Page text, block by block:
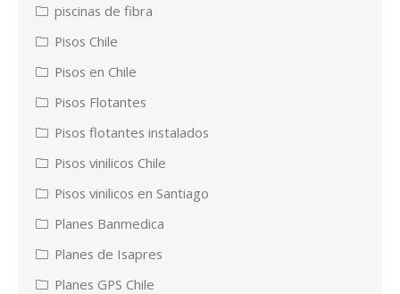
piscinas de fibra
Pisos Chile
Pisos en Chile
Pisos Flotantes
Pisos flotantes instalados
Pisos vinilicos Chile
Pisos vinilicos en Santiago
Planes Banmedica
Planes de Isapres
Planes GPS Chile